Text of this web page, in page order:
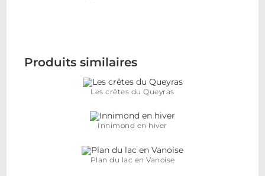
Produits similaires
Les crêtes du Queyras
Innimond en hiver
Plan du lac en Vanoise